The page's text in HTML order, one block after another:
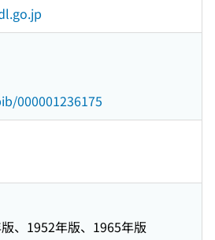
000001236175
、1952年版、1965年版